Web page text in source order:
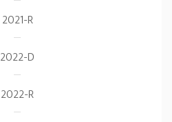
2021-R
2022-D
2022-R